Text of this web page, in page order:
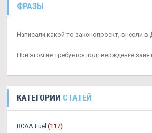
ФРАЗЫ
Написали какой-то законопроект, внесли в
При этом не требуется подтверждение
КАТЕГОРИИ СТАТЕЙ
BCAA Fuel (117)